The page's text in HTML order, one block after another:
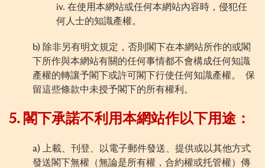
iv. 在使用本網站或任何本網站內容時，侵犯任
何人士的知識產權。
b) 除非另有明文規定，否則閣下在本網站所作的或閣
下所作與本網站有關的任何事情都不會構成任何知識
產權的轉讓予閣下或許可閣下行使任何知識產權。
保
留這些條款中未授予閣下的所有權利。
5. 閣下承諾不利用本網站作以下用途：
a)
上載、刊登、以電子郵件發送、提供或以其他方式
發送閣下無權（無論是所有權，合約權或托管權）傳